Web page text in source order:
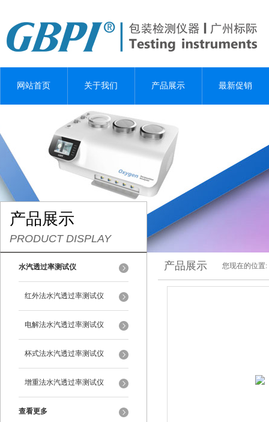
网站首页 关于我们 产品展示 最新促销
产品展示
PRODUCT DISPLAY
水汽透过率测试仪
红外法水汽透过率测试仪
电解法水汽透过率测试仪
杯式法水汽透过率测试仪
增重法水汽透过率测试仪
查看更多
产品展示 您现在的位置: